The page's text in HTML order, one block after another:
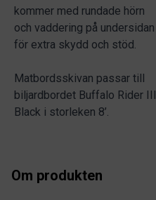
kommer med rundade hörn
och vaddering på undersidan
för extra skydd och stöd.
Matbordsskivan passar till
biljardbordet Buffalo Rider III
Black i storleken 8’.
Om produkten